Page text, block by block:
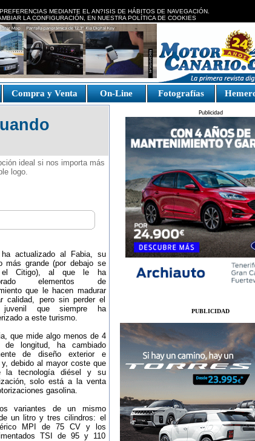
MEDIANTE EL AN?ISIS DE HÁBITOS DE NAVEGACIÓN.
LA CONFIGURACIÓN, EN NUESTRA POLÍTICA DE COOKIES
Compra y Venta On-Line Fotografías
ideal si nos importa más
logo.
ha actualizado al Fabia, su
más grande (por debajo se
el Citigo), al que le ha
elementos de
que le hacen madurar
calidad, pero sin perder el
juvenil que siempre ha
a este turismo.
que mide algo menos de 4
de longitud, ha cambiado
de diseño exterior e
y, debido al mayor coste que
la tecnología diésel y su
solo está a la venta
gasolina.
variantes de un mismo
un litro y tres cilindros: el
MPI de 75 CV y los
TSI de 95 y 110
Publicidad
PUBLICIDAD